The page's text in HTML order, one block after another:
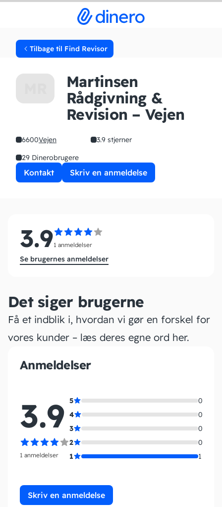
Tilbage til Find Revisor
Martinsen
Rådgivning &
Revision – Vejen
6600Vejen
3.9 stjerner
29 Dinerobrugere
Kontakt Skriv en anmeldelse
Det siger brugerne
Få et indblik i, hvordan vi gør en forskel for
vores kunder – læs deres egne ord her.
Anmeldelser
3.9
1 anmeldelser
5
0
4
0
3
0
2
0
1
1
Skriv en anmeldelse
3.91 anmeldelser
Se brugernes anmeldelser